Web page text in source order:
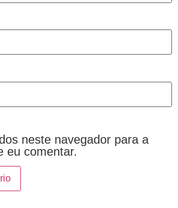
neste navegador para a
eu comentar.